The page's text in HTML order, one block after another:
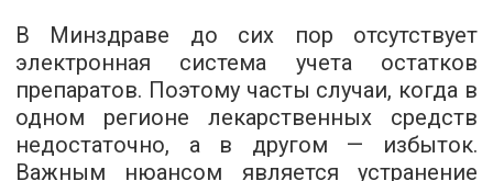
В Минздраве до сих пор отсутствует
электронная система учета остатков
препаратов. Поэтому часты случаи, когда в
одном регионе лекарственных средств
недостаточно, а в другом — избыток.
Важным нюансом является устранение